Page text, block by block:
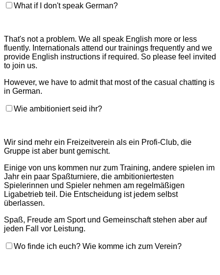
What if I don't speak German?
That's not a problem. We all speak English more or less
fluently. Internationals attend our trainings frequently and we
provide English instructions if required. So please feel invited
to join us.
However, we have to admit that most of the casual chatting is
in German.
Wie ambitioniert seid ihr?
Wir sind mehr ein Freizeitverein als ein Profi-Club, die
Gruppe ist aber bunt gemischt.
Einige von uns kommen nur zum Training, andere spielen im
Jahr ein paar Spaßturniere, die ambitioniertesten
Spielerinnen und Spieler nehmen am regelmäßigen
Ligabetrieb teil. Die Entscheidung ist jedem selbst
überlassen.
Spaß, Freude am Sport und Gemeinschaft stehen aber auf
jeden Fall vor Leistung.
Wo finde ich euch? Wie komme ich zum Verein?